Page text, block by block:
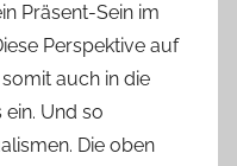
Präsent-Sein im
Perspektive auf
auch in die
Und so
Die oben